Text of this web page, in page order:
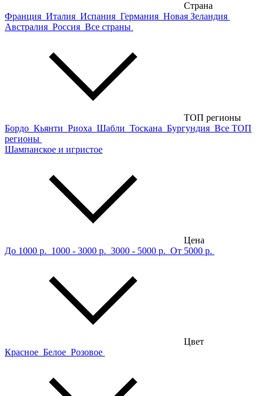
Страна
Франция Италия Испания Германия Новая Зеландия
Австралия Россия Все страны
ТОП регионы
Бордо Кьянти Риоха Шабли Тоскана Бургундия Все ТОП
регионы
Шампанское и игристое
Цена
До 1000 р. 1000 - 3000 р. 3000 - 5000 р. От 5000 р.
Цвет
Красное Белое Розовое